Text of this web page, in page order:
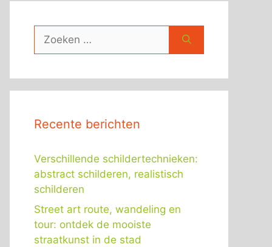
naar:
Recente berichten
Verschillende schildertechnieken:
abstract schilderen, realistisch
schilderen
Street art route, wandeling en
tour: ontdek de mooiste
straatkunst in de stad